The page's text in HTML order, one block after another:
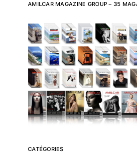
AMILCAR MAGAZINE GROUP – 35
CATÉGORIES